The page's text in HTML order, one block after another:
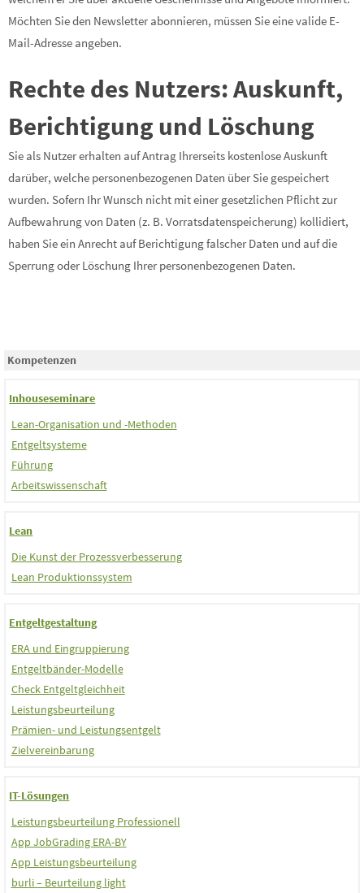
Möchten Sie den Newsletter abonnieren, müssen Sie eine valide E-
Mail-Adresse angeben.
Rechte des Nutzers: Auskunft,
Berichtigung und Löschung
Sie als Nutzer erhalten auf Antrag Ihrerseits kostenlose Auskunft
darüber, welche personenbezogenen Daten über Sie gespeichert
wurden. Sofern Ihr Wunsch nicht mit einer gesetzlichen Pflicht zur
Aufbewahrung von Daten (z. B. Vorratsdatenspeicherung) kollidiert,
haben Sie ein Anrecht auf Berichtigung falscher Daten und auf die
Sperrung oder Löschung Ihrer personenbezogenen Daten.
Kompetenzen
Inhouseseminare
Lean-Organisation und -Methoden
Entgeltsysteme
Führung
Arbeitswissenschaft
Lean
Die Kunst der Prozessverbesserung
Lean Produktionssystem
Entgeltgestaltung
ERA und Eingruppierung
Entgeltbänder-Modelle
Check Entgeltgleichheit
Leistungsbeurteilung
Prämien- und Leistungsentgelt
Zielvereinbarung
IT-Lösungen
Leistungsbeurteilung Professionell
App JobGrading ERA-BY
App Leistungsbeurteilung
burli – Beurteilung light